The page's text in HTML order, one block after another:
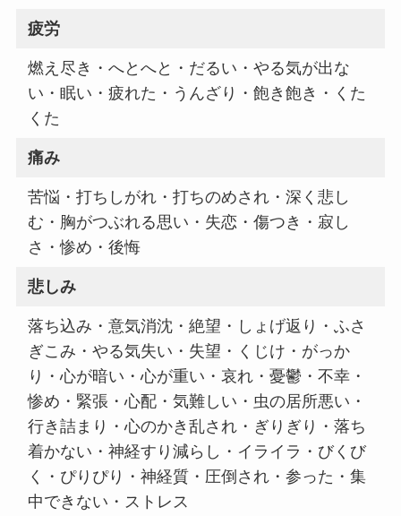
疲労
燃え尽き・へとへと・だるい・やる気が出な
い・眠い・疲れた・うんざり・飽き飽き・くた
くた
痛み
苦悩・打ちしがれ・打ちのめされ・深く悲し
む・胸がつぶれる思い・失恋・傷つき・寂し
さ・惨め・後悔
悲しみ
落ち込み・意気消沈・絶望・しょげ返り・ふさ
ぎこみ・やる気失い・失望・くじけ・がっか
り・心が暗い・心が重い・哀れ・憂鬱・不幸・
惨め・緊張・心配・気難しい・虫の居所悪い・
行き詰まり・心のかき乱され・ぎりぎり・落ち
着かない・神経すり減らし・イライラ・びくび
く・ぴりぴり・神経質・圧倒され・参った・集
中できない・ストレス